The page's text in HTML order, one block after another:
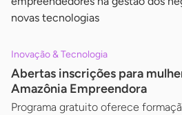
novas tecnologias
Inovação & Tecnologia
Abertas inscrições para
Amazônia Empreendora
Programa gratuito oferece